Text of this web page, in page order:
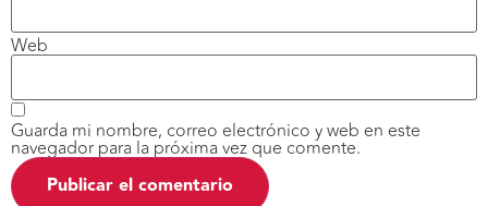
Web
Guarda mi nombre, correo electrónico y web en este
navegador para la próxima vez que comente.